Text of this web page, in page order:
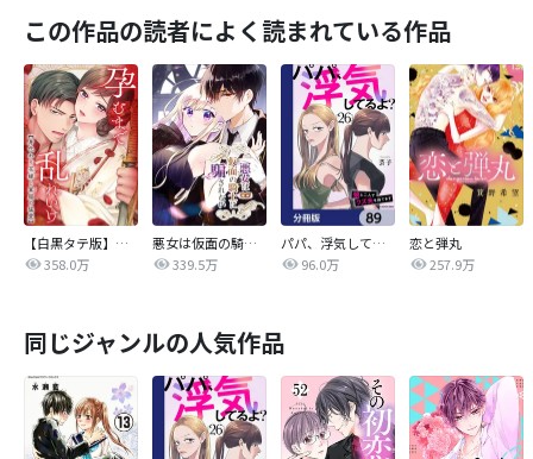
この作品の読者によく読まれている作品
【白黒タテ版】孕むまで乱れいけ～身代わり花嫁と軍服の猛愛
358.0万
悪女は仮面の騎士に騙されない
339.5万
パパ、浮気してるよ？娘と二人でクズ夫を捨てます【分冊版】
96.0万
恋と弾丸
257.9万
同じジャンルの人気作品